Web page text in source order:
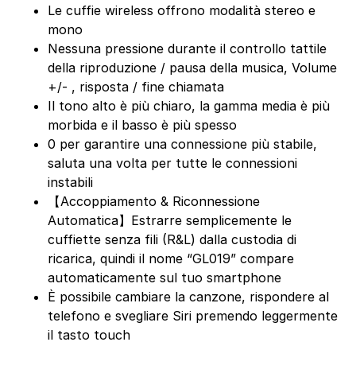
Le cuffie wireless offrono modalità stereo e
mono
Nessuna pressione durante il controllo tattile
della riproduzione / pausa della musica, Volume
+/- , risposta / fine chiamata
Il tono alto è più chiaro, la gamma media è più
morbida e il basso è più spesso
0 per garantire una connessione più stabile,
saluta una volta per tutte le connessioni
instabili
【Accoppiamento & Riconnessione
Automatica】Estrarre semplicemente le
cuffiette senza fili (R&L) dalla custodia di
ricarica, quindi il nome “GL019” compare
automaticamente sul tuo smartphone
È possibile cambiare la canzone, rispondere al
telefono e svegliare Siri premendo leggermente
il tasto touch